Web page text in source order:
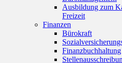
Ausbildung zum
Freizeit
Finanzen
Bürokraft
Finanzbuchhaltung